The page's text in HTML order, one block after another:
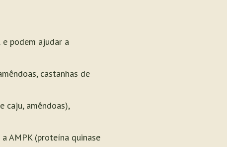
e podem ajudar a
castanhas de
caju, amêndoas),
AMPK (proteína quinase